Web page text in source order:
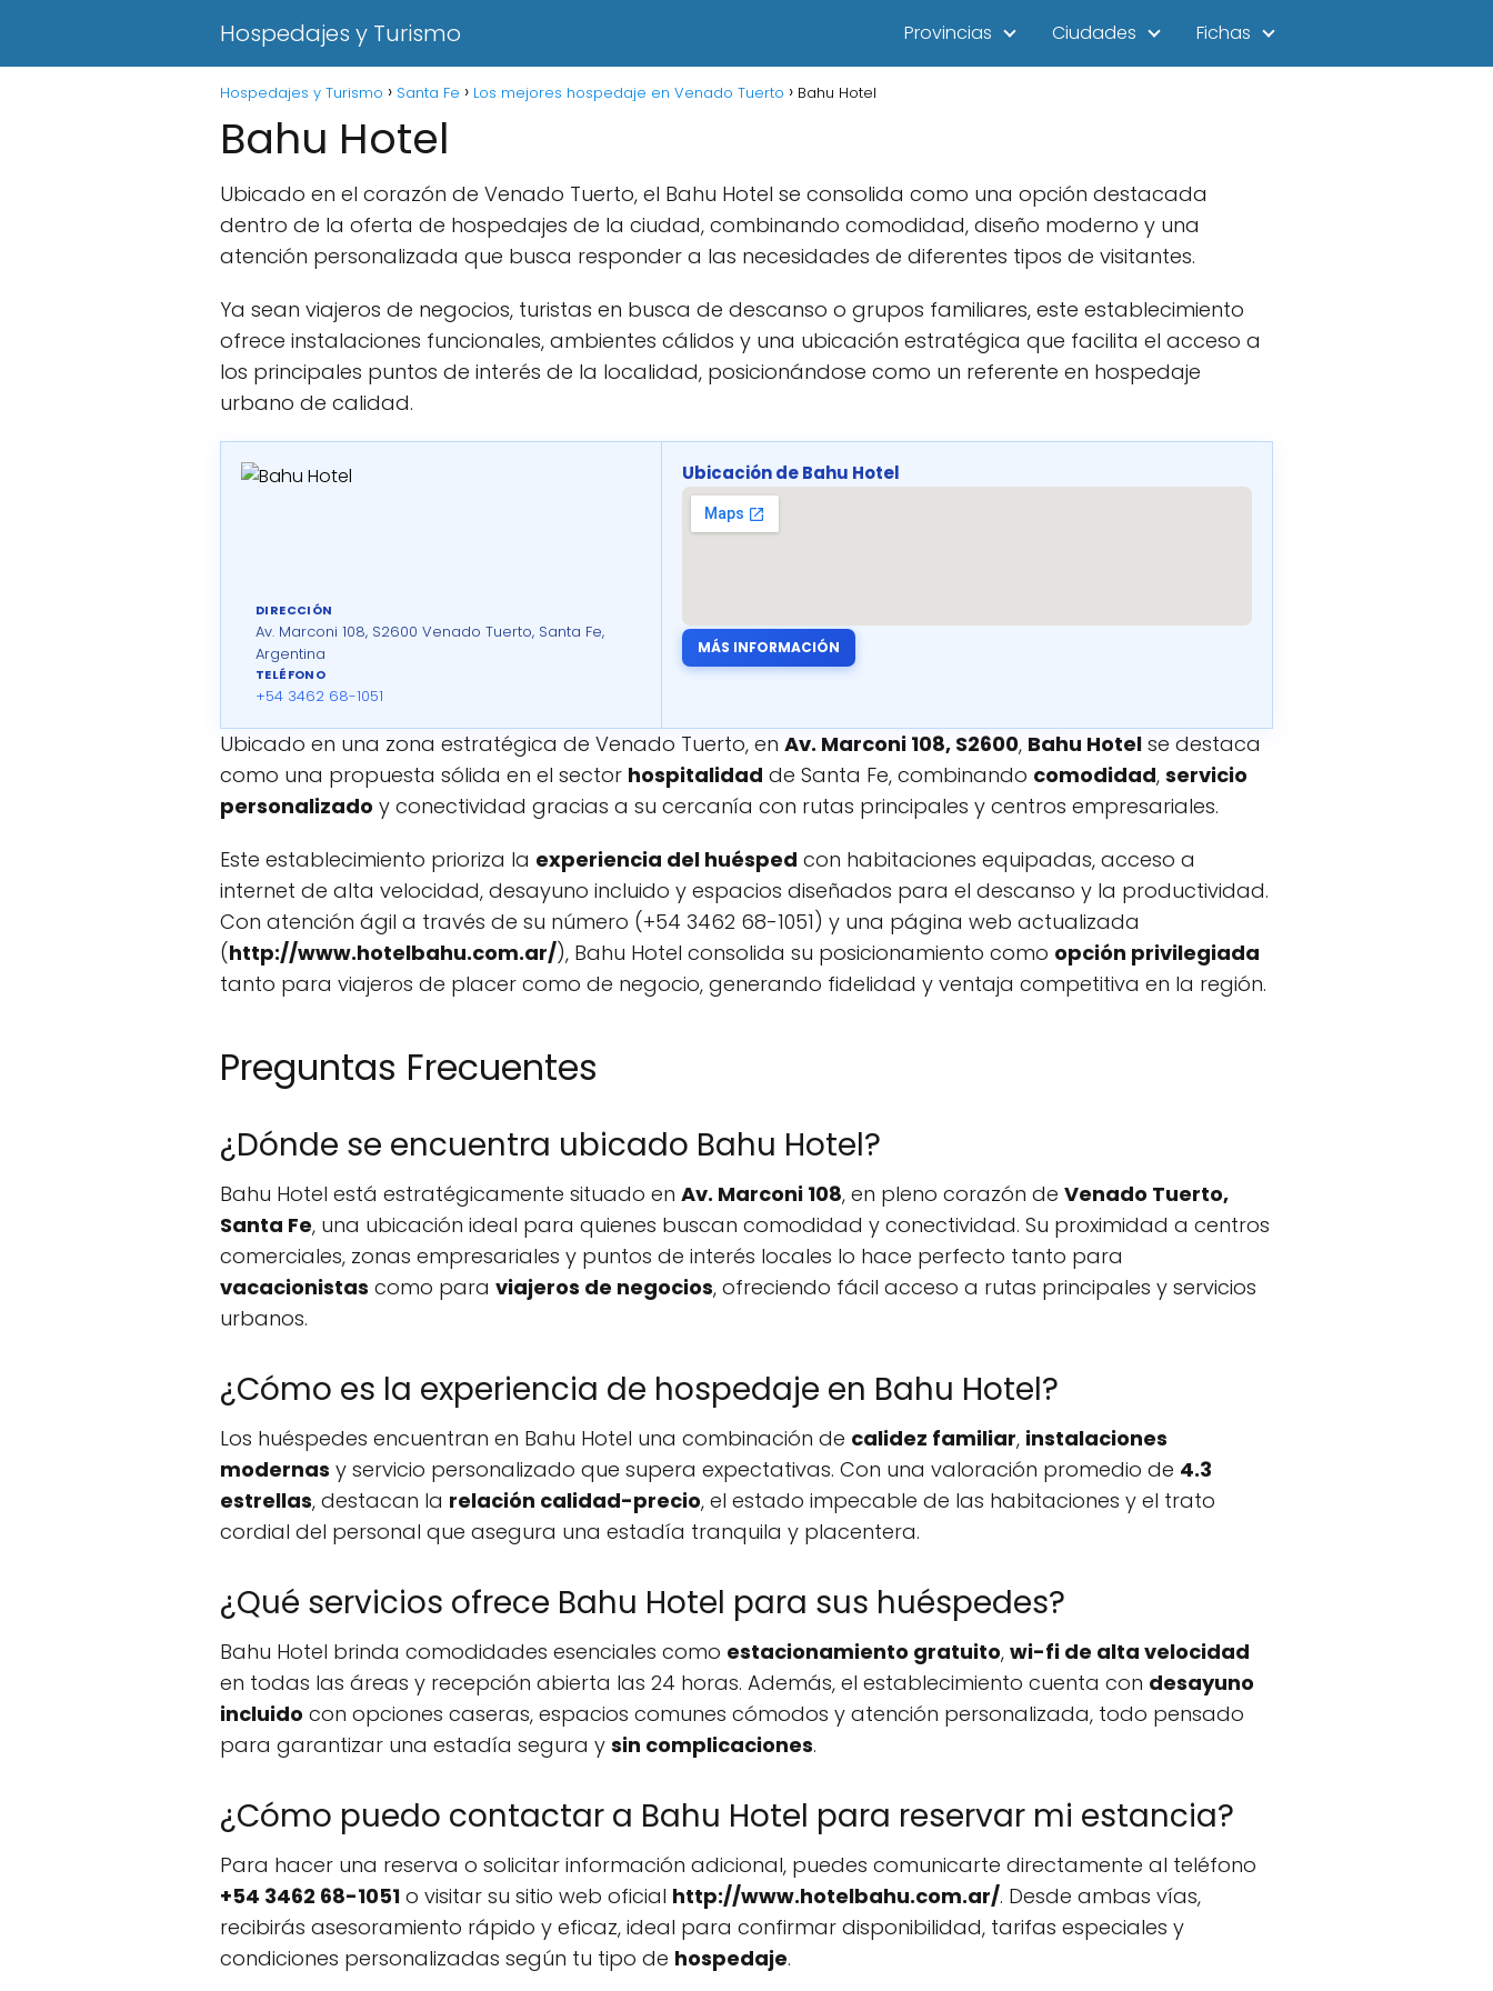
Hospedajes y Turismo Provincias Ciudades Fichas
Hospedajes y Turismo Santa Fe Los mejores hospedaje en Venado Tuerto Bahu Hotel
Bahu Hotel
Ubicado en el corazón de Venado Tuerto, el Bahu Hotel se consolida como una opción destacada
dentro de la oferta de hospedajes de la ciudad, combinando comodidad, diseño moderno y una
atención personalizada que busca responder a las necesidades de diferentes tipos de visitantes.
Ya sean viajeros de negocios, turistas en busca de descanso o grupos familiares, este establecimiento
ofrece instalaciones funcionales, ambientes cálidos y una ubicación estratégica que facilita el acceso a
los principales puntos de interés de la localidad, posicionándose como un referente en hospedaje
urbano de calidad.
DIRECCIÓN
Av. Marconi 108, S2600 Venado Tuerto, Santa Fe,
Argentina
TELÉFONO
+54 3462 68-1051
Ubicación de Bahu Hotel
MÁS INFORMACIÓN
Ubicado en una zona estratégica de Venado Tuerto, en Av. Marconi 108, S2600, Bahu Hotel se destaca
como una propuesta sólida en el sector hospitalidad de Santa Fe, combinando comodidad, servicio
personalizado y conectividad gracias a su cercanía con rutas principales y centros empresariales.
Este establecimiento prioriza la experiencia del huésped con habitaciones equipadas, acceso a
internet de alta velocidad, desayuno incluido y espacios diseñados para el descanso y la productividad.
Con atención ágil a través de su número (+54 3462 68-1051) y una página web actualizada
(http://www.hotelbahu.com.ar/), Bahu Hotel consolida su posicionamiento como opción privilegiada
tanto para viajeros de placer como de negocio, generando fidelidad y ventaja competitiva en la región.
Preguntas Frecuentes
¿Dónde se encuentra ubicado Bahu Hotel?
Bahu Hotel está estratégicamente situado en Av. Marconi 108, en pleno corazón de Venado Tuerto,
Santa Fe, una ubicación ideal para quienes buscan comodidad y conectividad. Su proximidad a centros
comerciales, zonas empresariales y puntos de interés locales lo hace perfecto tanto para
vacacionistas como para viajeros de negocios, ofreciendo fácil acceso a rutas principales y servicios
urbanos.
¿Cómo es la experiencia de hospedaje en Bahu Hotel?
Los huéspedes encuentran en Bahu Hotel una combinación de calidez familiar, instalaciones
modernas y servicio personalizado que supera expectativas. Con una valoración promedio de 4.3
estrellas, destacan la relación calidad-precio, el estado impecable de las habitaciones y el trato
cordial del personal que asegura una estadía tranquila y placentera.
¿Qué servicios ofrece Bahu Hotel para sus huéspedes?
Bahu Hotel brinda comodidades esenciales como estacionamiento gratuito, wi-fi de alta velocidad
en todas las áreas y recepción abierta las 24 horas. Además, el establecimiento cuenta con desayuno
incluido con opciones caseras, espacios comunes cómodos y atención personalizada, todo pensado
para garantizar una estadía segura y sin complicaciones.
¿Cómo puedo contactar a Bahu Hotel para reservar mi estancia?
Para hacer una reserva o solicitar información adicional, puedes comunicarte directamente al teléfono
+54 3462 68-1051 o visitar su sitio web oficial http://www.hotelbahu.com.ar/. Desde ambas vías,
recibirás asesoramiento rápido y eficaz, ideal para confirmar disponibilidad, tarifas especiales y
condiciones personalizadas según tu tipo de hospedaje.